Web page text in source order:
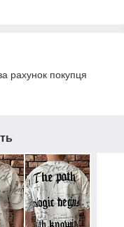
рахунок покупця